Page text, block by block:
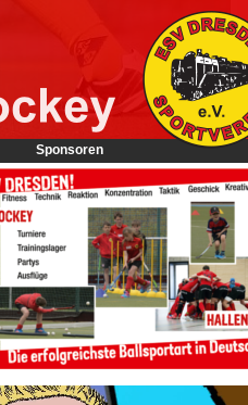
Sponsoren